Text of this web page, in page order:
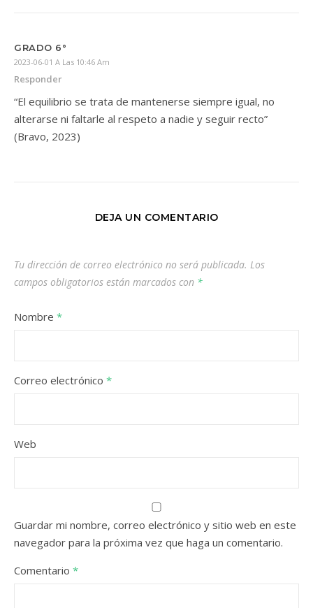
GRADO 6°
2023-06-01 A Las 10:46 Am
Responder
“El equilibrio se trata de mantenerse siempre igual, no
alterarse ni faltarle al respeto a nadie y seguir recto”
(Bravo, 2023)
DEJA UN COMENTARIO
Tu dirección de correo electrónico no será publicada. Los
campos obligatorios están marcados con *
Nombre *
Correo electrónico *
Web
Guardar mi nombre, correo electrónico y sitio web en este
navegador para la próxima vez que haga un comentario.
Comentario *